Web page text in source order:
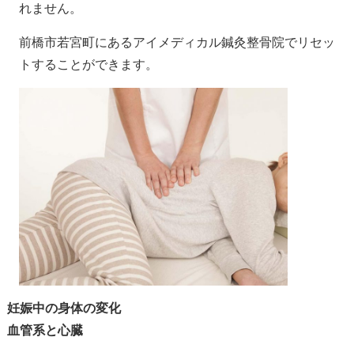
れません。
前橋市若宮町にあるアイメディカル鍼灸整骨院でリセッ
トすることができます。
妊娠中の身体の変化
血管系と心臓